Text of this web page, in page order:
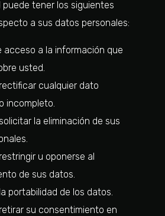
tener los siguientes
a sus datos personales:
acceso a la información que
usted.
cualquier dato
incompleto.
la eliminación de sus
u oponerse al
de sus datos.
portabilidad de los datos.
su consentimiento en